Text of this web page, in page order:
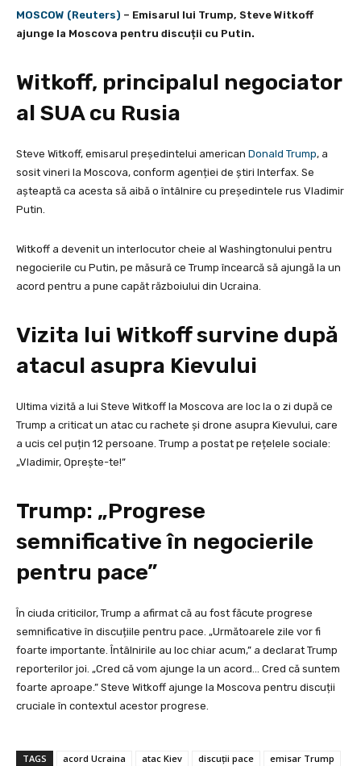
MOSCOW (Reuters) – Emisarul lui Trump, Steve Witkoff
ajunge la Moscova pentru discuții cu Putin.
Witkoff, principalul negociator
al SUA cu Rusia
Steve Witkoff, emisarul președintelui american Donald Trump, a
sosit vineri la Moscova, conform agenției de știri Interfax. Se
așteaptă ca acesta să aibă o întâlnire cu președintele rus Vladimir
Putin.
Witkoff a devenit un interlocutor cheie al Washingtonului pentru
negocierile cu Putin, pe măsură ce Trump încearcă să ajungă la un
acord pentru a pune capăt războiului din Ucraina.
Vizita lui Witkoff survine după
atacul asupra Kievului
Ultima vizită a lui Steve Witkoff la Moscova are loc la o zi după ce
Trump a criticat un atac cu rachete și drone asupra Kievului, care
a ucis cel puțin 12 persoane. Trump a postat pe rețelele sociale:
„Vladimir, Oprește-te!”
Trump: „Progrese
semnificative în negocierile
pentru pace”
În ciuda criticilor, Trump a afirmat că au fost făcute progrese
semnificative în discuțiile pentru pace. „Următoarele zile vor fi
foarte importante. Întâlnirile au loc chiar acum,” a declarat Trump
reporterilor joi. „Cred că vom ajunge la un acord… Cred că suntem
foarte aproape.” Steve Witkoff ajunge la Moscova pentru discuții
cruciale în contextul acestor progrese.
TAGS acord Ucraina atac Kiev discuții pace
emisar Trump